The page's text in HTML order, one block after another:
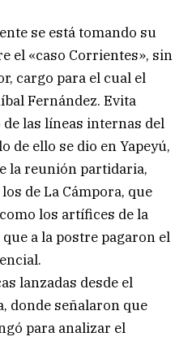
se está tomando su
el «caso Corrientes», sin
cargo para el cual el
Fernández. Evita
las líneas internas del
de ello se dio en Yapeyú,
la reunión partidaria,
de La Cámpora, que
los artífices de la
a la postre pagaron el
lanzadas desde el
donde señalaron que
para analizar el